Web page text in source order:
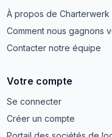
À propos de Charterwerk
Comment nous gagnons
Contacter notre équipe
Votre compte
Se connecter
Créer un compte